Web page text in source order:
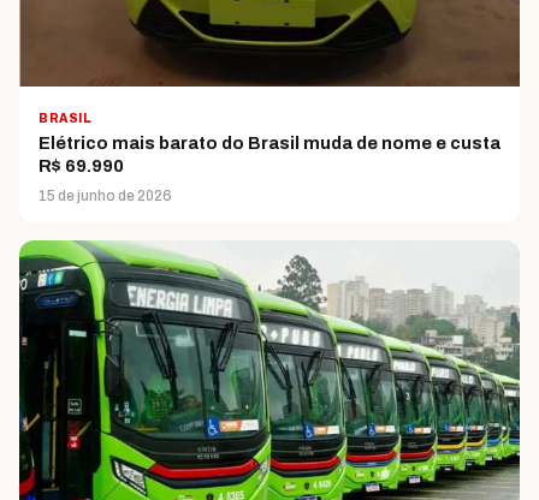
BRASIL
Elétrico mais barato do Brasil muda de nome e custa
R$ 69.990
15 de junho de 2026